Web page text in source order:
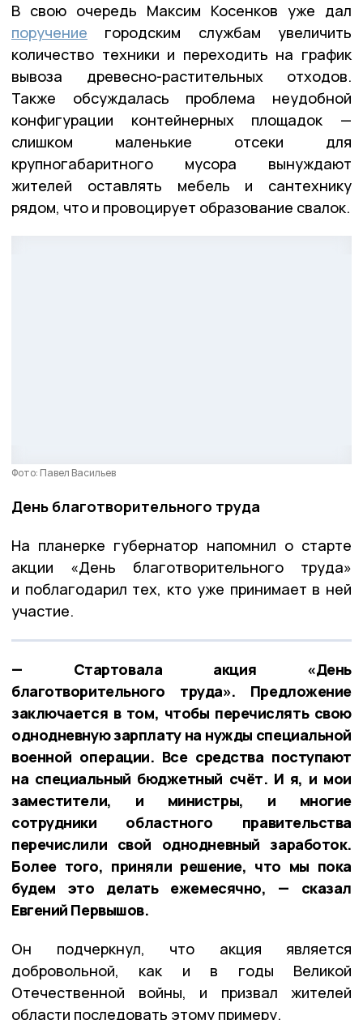
В свою очередь Максим Косенков уже дал
поручение городским службам увеличить
количество техники и переходить на график
вывоза древесно-растительных отходов.
Также обсуждалась проблема неудобной
конфигурации контейнерных площадок —
слишком маленькие отсеки для
крупногабаритного мусора вынуждают
жителей оставлять мебель и сантехнику
рядом, что и провоцирует образование свалок.
Фото: Павел Васильев
День благотворительного труда
На планерке губернатор напомнил о старте
акции «День благотворительного труда»
и поблагодарил тех, кто уже принимает в ней
участие.
— Стартовала акция «День
благотворительного труда». Предложение
заключается в том, чтобы перечислять свою
однодневную зарплату на нужды специальной
военной операции. Все средства поступают
на специальный бюджетный счёт. И я, и мои
заместители, и министры, и многие
сотрудники областного правительства
перечислили свой однодневный заработок.
Более того, приняли решение, что мы пока
будем это делать ежемесячно, — сказал
Евгений Первышов.
Он подчеркнул, что акция является
добровольной, как и в годы Великой
Отечественной войны, и призвал жителей
области последовать этому примеру.